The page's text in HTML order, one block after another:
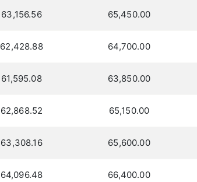
63,156.56 65,450.00
62,428.88 64,700.00
61,595.08 63,850.00
62,868.52 65,150.00
63,308.16 65,600.00
64,096.48 66,400.00